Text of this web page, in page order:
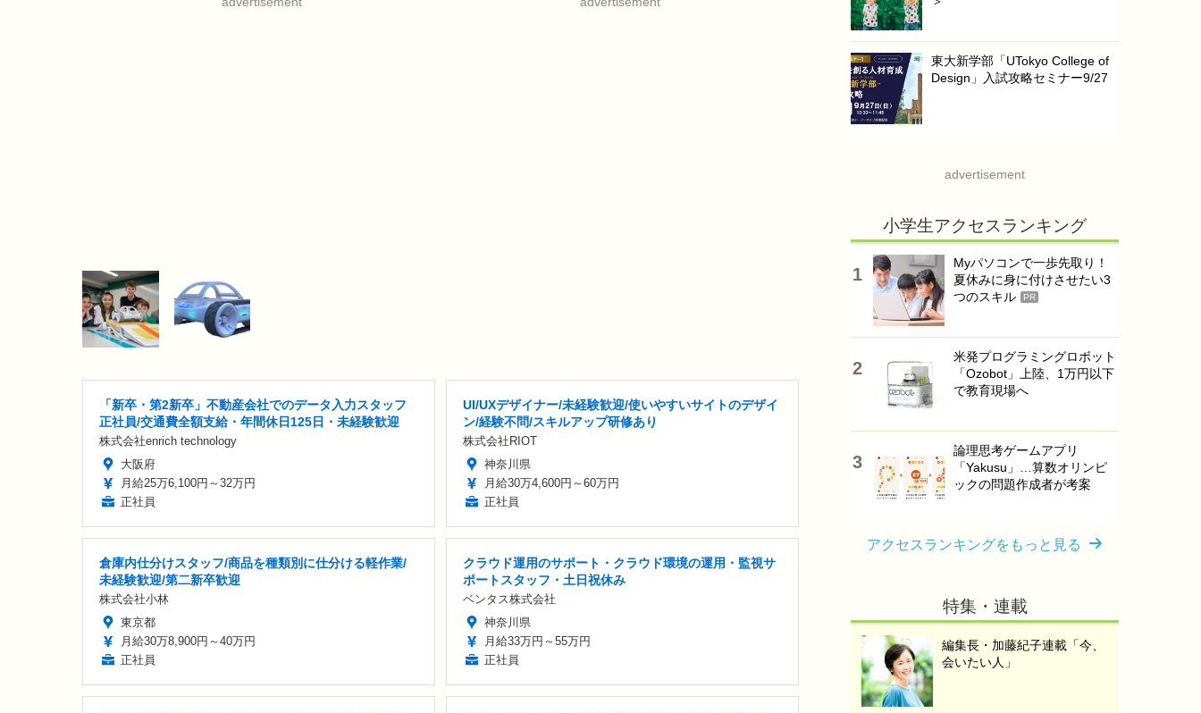
「新卒・第2新卒」不動産会社でのデータ入力スタッフ
正社員/交通費全額支給・年間休日125日・未経験歓迎
株式会社enrich technology
大阪府
月給25万6,100円～32万円
正社員
UI/UXデザイナー/未経験歓迎/使いやすいサイトのデザイ
ン/経験不問/スキルアップ研修あり
株式会社RIOT
神奈川県
月給30万4,600円～60万円
正社員
倉庫内仕分けスタッフ/商品を種類別に仕分ける軽作業/
未経験歓迎/第二新卒歓迎
株式会社小林
東京都
月給30万8,900円～40万円
正社員
クラウド運用のサポート・クラウド環境の運用・監視サ
ポートスタッフ・土日祝休み
ベンタス株式会社
神奈川県
月給33万円～55万円
正社員
東大新学部「UTokyo College of
Design」入試攻略セミナー9/27
advertisement
小学生アクセスランキング
Myパソコンで一歩先取り！
夏休みに身に付けさせたい3
つのスキル
PR
米発プログラミングロボット
「Ozobot」上陸、1万円以下
で教育現場へ
論理思考ゲームアプリ
「Yakusu」…算数オリンピ
ックの問題作成者が考案
アクセスランキングをもっと見る
特集・連載
編集長・加藤紀子連載「今、
会いたい人」